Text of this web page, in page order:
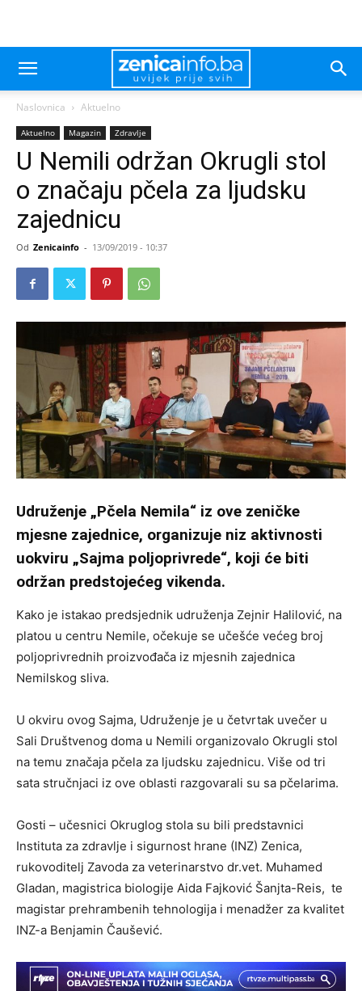
Naslovnica Aktuelno
Aktuelno Magazin Zdravlje
U Nemili održan Okrugli stol
o značaju pčela za ljudsku
zajednicu
Od Zenicainfo - 13/09/2019 - 10:37
Udruženje „Pčela Nemila“ iz ove zeničke
mjesne zajednice, organizuje niz aktivnosti
uokviru „Sajma poljoprivrede“, koji će biti
održan predstojećeg vikenda.
Kako je istakao predsjednik udruženja Zejnir Halilović, na
platou u centru Nemile, očekuje se učešće većeg broj
poljoprivrednih proizvođača iz mjesnih zajednica
Nemilskog sliva.
U okviru ovog Sajma, Udruženje je u četvrtak uvečer u
Sali Društvenog doma u Nemili organizovalo Okrugli stol
na temu značaja pčela za ljudsku zajednicu. Više od tri
sata stručnjaci iz ove oblasti razgovarali su sa pčelarima.
Gosti – učesnici Okruglog stola su bili predstavnici
Instituta za zdravlje i sigurnost hrane (INZ) Zenica,
rukovoditelj Zavoda za veterinarstvo dr.vet. Muhamed
Gladan, magistrica biologije Aida Fajković Šanjta-Reis, te
magistar prehrambenih tehnologija i menadžer za kvalitet
INZ-a Benjamin Čaušević.